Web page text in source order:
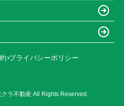
プライバシーポリシー
ラ不動産 All Rights Reserved.